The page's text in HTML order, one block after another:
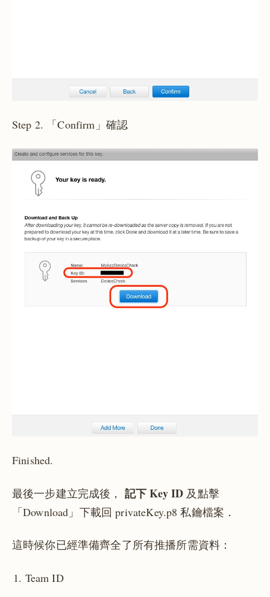
Step 2. 「Confirm」確認
Finished.
最後一步建立完成後， 記下 Key ID 及點擊
「Download」下載回 privateKey.p8 私鑰檔案．
這時候你已經準備齊全了所有推播所需資料：
Team ID